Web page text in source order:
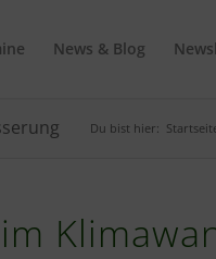
News & Blog
Du bist hier: